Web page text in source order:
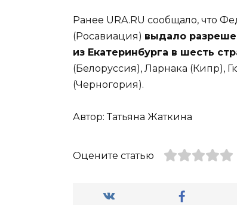
Ранее URA.RU сообщало, что
(Росавиация) выдало
из Екатеринбурга в шесть
(Белоруссия), Ларнака (Кипр),
(Черногория).
Автор: Татьяна Жаткина
Оцените статью